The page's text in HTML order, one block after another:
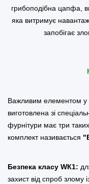
грибоподібна цапфа,
яка витримує
запобігає
Важливим елементом у
виготовлена зі
фурнітури має три
комплект називається
Безпека класу WК1:
захист від спроб злому